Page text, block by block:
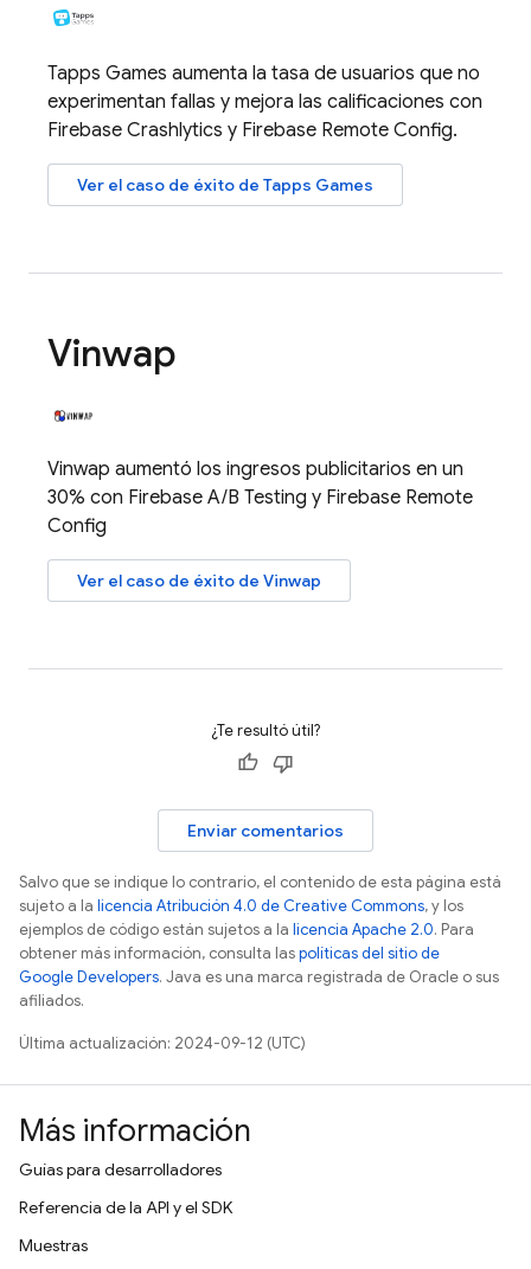
Tapps Games aumenta la tasa de usuarios que no
experimentan fallas y mejora las calificaciones con
Firebase Crashlytics y Firebase Remote Config.
Ver el caso de éxito de Tapps Games
Vinwap
Vinwap aumentó los ingresos publicitarios en un
30% con Firebase A/B Testing y Firebase Remote
Config
Ver el caso de éxito de Vinwap
¿Te resultó útil?
Enviar comentarios
Salvo que se indique lo contrario, el contenido de esta página está
sujeto a la licencia Atribución 4.0 de Creative Commons, y los
ejemplos de código están sujetos a la licencia Apache 2.0. Para
obtener más información, consulta laspolíticas del sitio de
Google Developers. Java es una marca registrada de Oracle o sus
afiliados.
Última actualización: 2024-09-12 (UTC)
Más información
Guías para desarrolladores
Referencia de la API y el SDK
Muestras